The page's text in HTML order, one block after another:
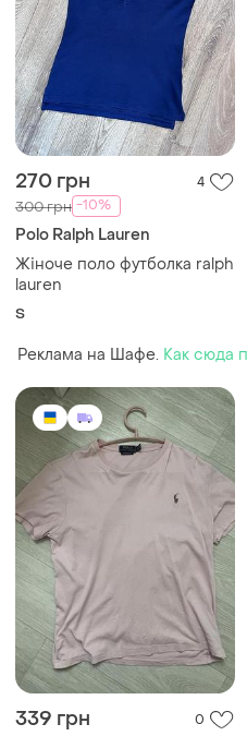
270 грн 4
300 грн -10%
Polo Ralph Lauren
Жіноче поло футболка ralph
lauren
S
Реклама на Шафе. Как сюда
339 грн 0